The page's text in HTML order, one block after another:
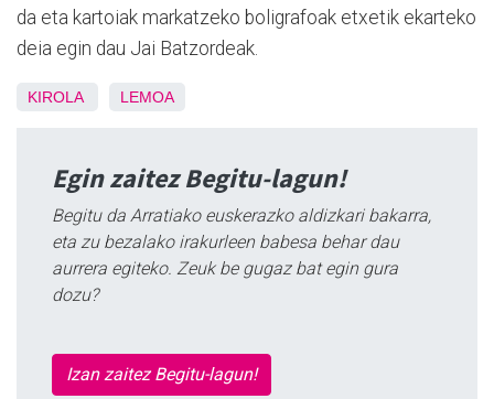
da eta kartoiak markatzeko boligrafoak etxetik ekarteko
deia egin dau Jai Batzordeak.
KIROLA LEMOA
Egin zaitez Begitu-lagun!
Begitu da Arratiako euskerazko aldizkari bakarra,
eta zu bezalako irakurleen babesa behar dau
aurrera egiteko. Zeuk be gugaz bat egin gura
dozu?
Izan zaitez Begitu-lagun!